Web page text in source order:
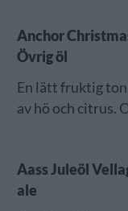
Anchor
Övrig öl
En lätt fruktig
av hö och citrus.
Aass Juleöl
ale